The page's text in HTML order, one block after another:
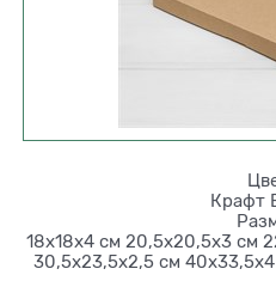
Крафт
18х18х4 см 20,5х20,5х3 см
30,5х23,5х2,5 см